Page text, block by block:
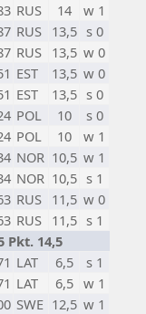
RUS 14
w 1
RUS 13,5 s 0
RUS 13,5 w 0
EST 13,5 w 0
EST 13,5 s 0
POL 10
s 0
POL 10
w 1
NOR 10,5 w 1
NOR 10,5 s 1
RUS 11,5 w 0
RUS 11,5 s 1
Pkt. 14,5
LAT 6,5
s 1
LAT 6,5 w 1
SWE 12,5 w 1